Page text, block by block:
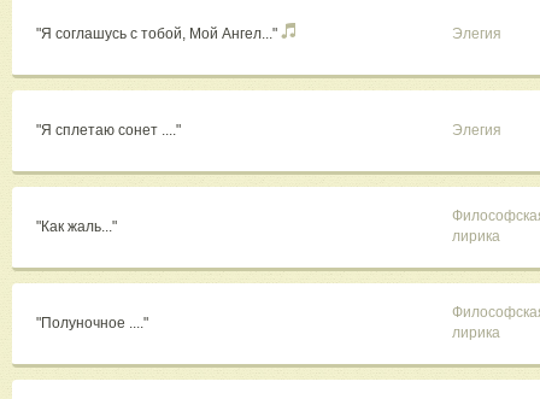
"Я соглашусь с тобой, Мой Ангел..." Элегия
"Я сплетаю сонет ...." Элегия
"Как жаль..."
лирика
"Полуночное ...."
лирика